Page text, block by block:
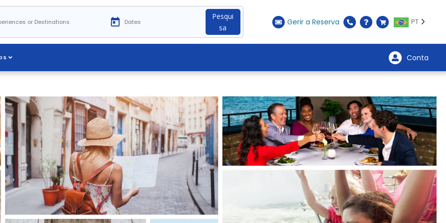
Pesqui
sa
Gerir a Reserva PT
Conta